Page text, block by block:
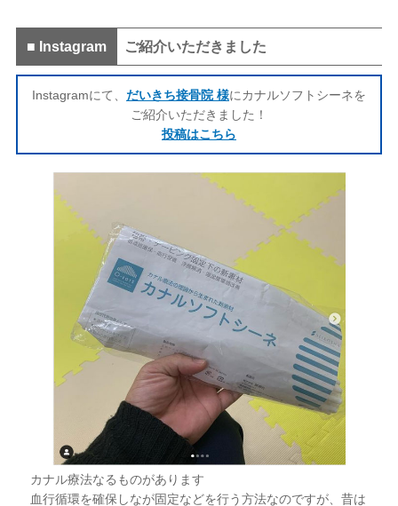
■ Instagram ご紹介いただきました
Instagramにて、 だいきち接骨院 様にカナルソフトシーネを
ご紹介いただきました！
投稿はこちら
カナル療法なるものがあります
血行循環を確保しなが固定などを行う方法なのですが、昔は